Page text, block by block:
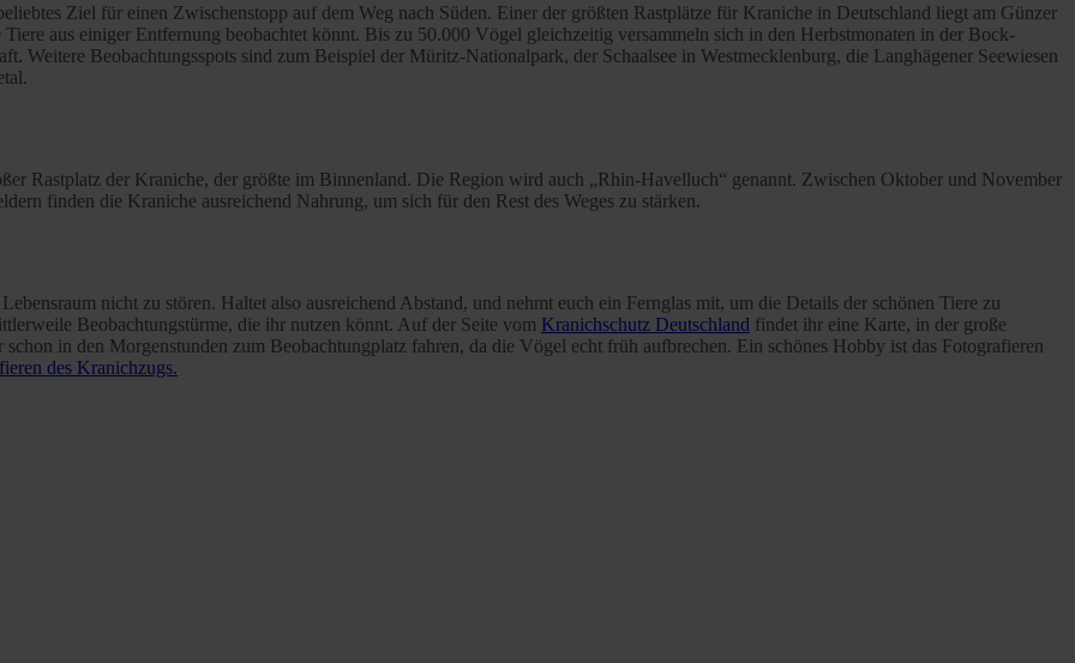
Ziel für einen Zwischenstopp auf dem Weg nach Süden. Einer der größten Rastplätze für Kraniche in Deutschland liegt am Günzer
aus einiger Entfernung beobachtet könnt. Bis zu 50.000 Vögel gleichzeitig versammeln sich in den Herbstmonaten in der Bock-
Weitere Beobachtungsspots sind zum Beispiel der Müritz-Nationalpark, der Schaalsee in Westmecklenburg, die Langhägener Seewiesen
Rastplatz der Kraniche, der größte im Binnenland. Die Region wird auch „Rhin-Havelluch“ genannt. Zwischen Oktober und November
finden die Kraniche ausreichend Nahrung, um sich für den Rest des Weges zu stärken.
nicht zu stören. Haltet also ausreichend Abstand, und nehmt euch ein Fernglas mit, um die Details der schönen Tiere zu
Beobachtungstürme, die ihr nutzen könnt. Auf der Seite vom Kranichschutz Deutschland findet ihr eine Karte, in der große
in den Morgenstunden zum Beobachtungplatz fahren, da die Vögel echt früh aufbrechen. Ein schönes Hobby ist das Fotografieren
des Kranichzugs.